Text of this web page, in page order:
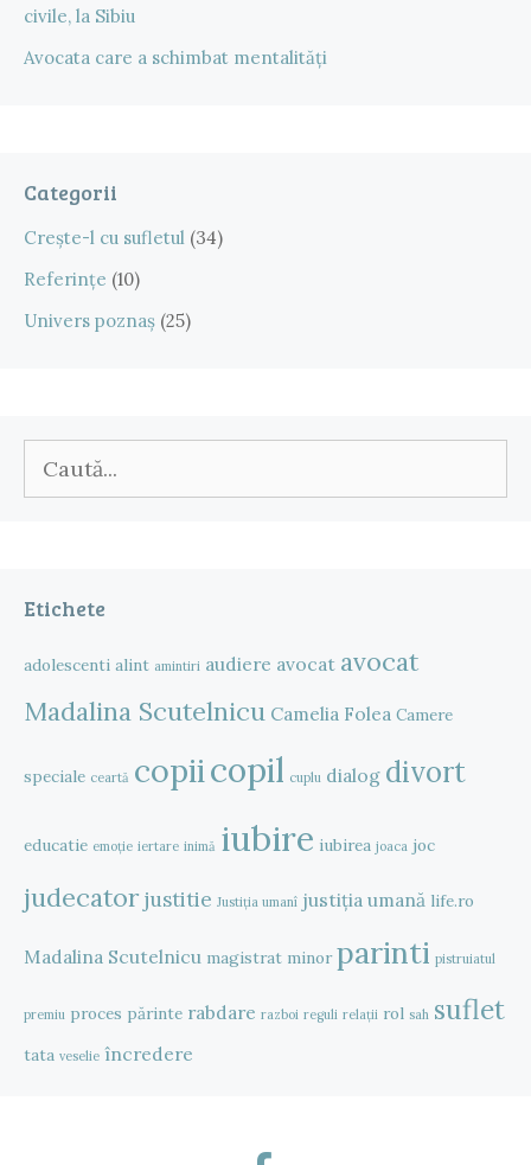
civile, la Sibiu
Avocata care a schimbat mentalități
Categorii
Crește-l cu sufletul (34)
Referințe (10)
Univers poznaș (25)
după:
Etichete
adolescenti alint amintiri audiere avocat avocat
Madalina Scutelnicu Camelia Folea Camere
speciale ceartă copiicopil cuplu dialog divort
educatie emoție iertare inimă iubire iubirea joaca joc
judecator justitie Justiția umanî justiția umană life.ro
Madalina Scutelnicu magistrat minor parinti pistruiatul
premiu proces părinte rabdare razboi reguli relații rol sah suflet
tata veselie încredere